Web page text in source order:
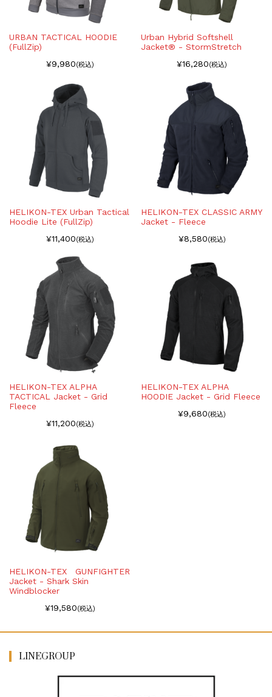
URBAN TACTICAL HOODIE
(FullZip)
¥9,980(税込)
Urban Hybrid Softshell
Jacket® - StormStretch
¥16,280(税込)
HELIKON-TEX Urban Tactical
Hoodie Lite (FullZip)
¥11,400(税込)
HELIKON-TEX CLASSIC ARMY
Jacket - Fleece
¥8,580(税込)
HELIKON-TEX ALPHA
TACTICAL Jacket - Grid
Fleece
¥11,200(税込)
HELIKON-TEX ALPHA
HOODIE Jacket - Grid Fleece
¥9,680(税込)
HELIKON-TEX GUNFIGHTER
Jacket - Shark Skin
Windblocker
¥19,580(税込)
LINEGROUP